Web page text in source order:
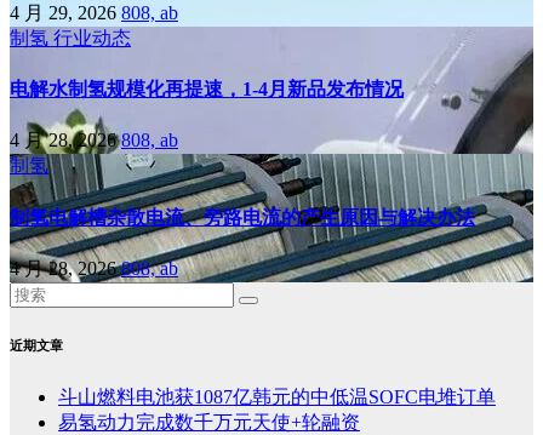
4 月 29, 2026 808, ab
制氢 行业动态
电解水制氢规模化再提速，1-4月新品发布情况
4 月 28, 2026808, ab
制氢
制氢电解槽杂散电流、旁路电流的产生原因与解决办法
4 月 28, 2026808, ab
近期文章
斗山燃料电池获1087亿韩元的中低温SOFC电堆订单
易氢动力完成数千万元天使+轮融资